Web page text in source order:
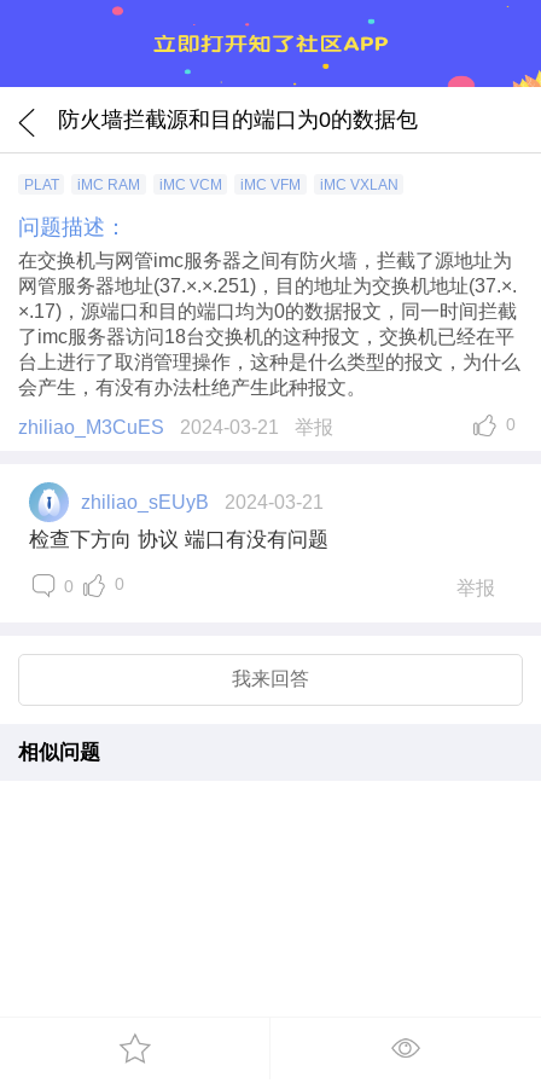
防火墙拦截源和目的端口为0的数据包
PLAT iMC RAM iMC VCM iMC VFM iMC VXLAN
问题描述：
在交换机与网管imc服务器之间有防火墙，拦截了源地址为
网管服务器地址(37.×.×.251)，目的地址为交换机地址(37.×.
×.17)，源端口和目的端口均为0的数据报文，同一时间拦截
了imc服务器访问18台交换机的这种报文，交换机已经在平
台上进行了取消管理操作，这种是什么类型的报文，为什么
会产生，有没有办法杜绝产生此种报文。
zhiliao_M3CuES
2024-03-21 举报 0
zhiliao_sEUyB 2024-03-21
检查下方向 协议 端口有没有问题
0 0 举报
我来回答
相似问题